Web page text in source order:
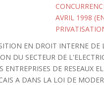
AVRIL 1998
EN DROIT INTERNE DE
DU SECTEUR DE
ENTREPRISES DE RESEAUX
A DANS LA LOI DE